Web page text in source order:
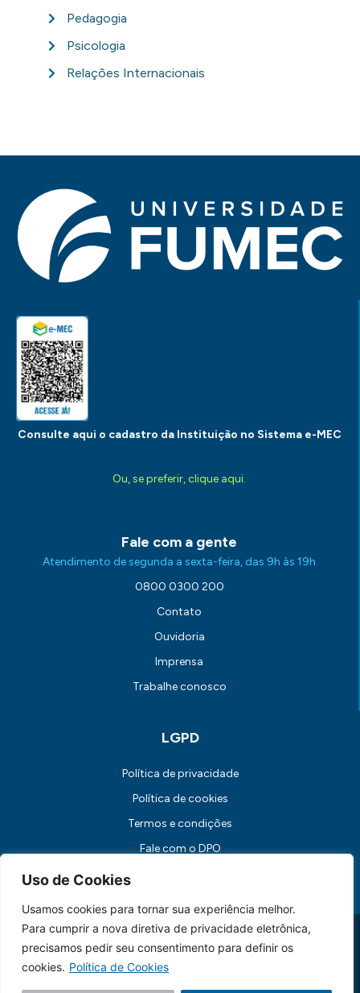
Uso de Cookies
Usamos cookies para tornar sua experiência melhor.
Para cumprir a nova diretiva de privacidade eletrônica,
precisamos pedir seu consentimento para definir os
cookies. Política de Cookies
Pedagogia
Psicologia
Relações Internacionais
Consulte aqui o cadastro da Instituição no Sistema e-MEC
Ou, se preferir, clique aqui.
Fale com a gente
Atendimento de segunda a sexta-feira, das 9h às 19h
0800 0300 200
Contato
Ouvidoria
Imprensa
Trabalhe conosco
LGPD
Política de privacidade
Política de cookies
Termos e condições
Fale com o DPO
Canal de Comunicação com os Titulares dos Dados
Universidade FUMEC: Rua Cobre, 200 Bairro Cruzeiro CEP: 30.310-
190 Belo Horizonte / MG
CNPJ: 17.253.253/0001-70